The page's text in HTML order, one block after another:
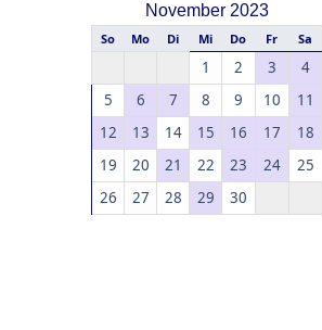
November 2023
So Mo Di Mi Do Fr Sa
1 2 3
4
5
6 7 8 9 10
11
12
13 14 15 16 17
18
19
20 21 22 23 24
25
26
27 28 29 30